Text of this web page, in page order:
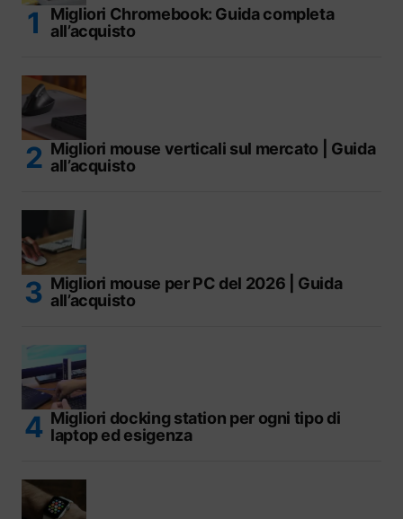
Migliori Chromebook: Guida completa
all’acquisto
Migliori mouse verticali sul mercato | Guida
all’acquisto
Migliori mouse per PC del 2026 | Guida
all’acquisto
Migliori docking station per ogni tipo di
laptop ed esigenza